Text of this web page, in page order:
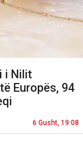
i Nilit
Europës, 94
6 Gusht, 19:08